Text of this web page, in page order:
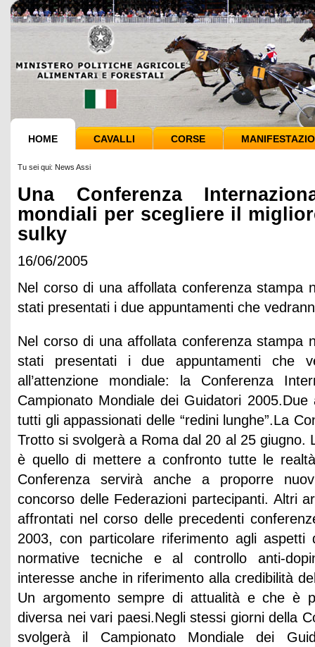
HOME CAVALLI CORSE
Tu sei qui: News Assi
Una Conferenza
mondiali per scegliere il
sulky
16/06/2005
Nel corso di una affollata conferenza stampa
stati presentati i due appuntamenti che
Nel corso di una affollata conferenza stampa
stati presentati i due appuntamenti che
all’attenzione mondiale: la Conferenza
Campionato Mondiale dei Guidatori
tutti gli appassionati delle “redini lunghe”.La
Trotto si svolgerà a Roma dal 20 al 25 giugno.
è quello di mettere a confronto tutte le
Conferenza servirà anche a proporre
concorso delle Federazioni partecipanti. Altri
affrontati nel corso delle precedenti
2003, con particolare riferimento agli aspetti
normative tecniche e al controllo anti-
interesse anche in riferimento alla credibilità
Un argomento sempre di attualità e che è
diversa nei vari paesi.Negli stessi giorni della
svolgerà il Campionato Mondiale dei